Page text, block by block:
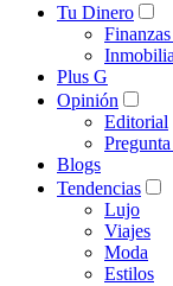
Tu Dinero
Plus G
Opinión
Editorial
Blogs
Tendencias
Lujo
Viajes
Moda
Estilos